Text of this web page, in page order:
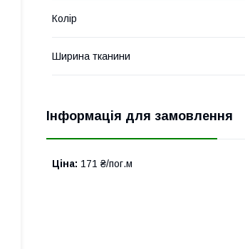
Колір
Ширина тканини
Інформація для замовлення
Ціна: 171 ₴/пог.м